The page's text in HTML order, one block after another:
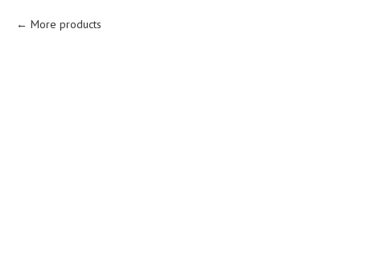
More products